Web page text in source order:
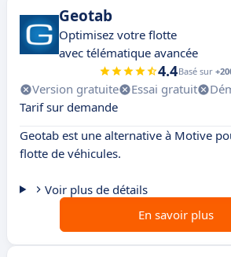
Geotab
Optimisez votre flotte
avec télématique avancée
4.4Basé sur
Version gratuite Essai gratuit
Tarif sur demande
Geotab est une alternative à Motive
flotte de véhicules.
Voir plus de détails
En savoir plus